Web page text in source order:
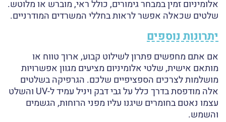
אלומיניום זמין במבחר גימורים, כולל ראי, מוברש או מלוטש.
שלטים שכאלה אפשר לראות בחללי המשרדים המודרניים.
יתרונות נוספים
אם אתם מחפשים פתרון לשילוט קבוע, ארוך טווח או
מותאם אישית, שלטי אלומיניום מציעים מגוון אפשרויות
מושלמות לצרכים הספציפיים שלכם. הגרפיקה בשלטים
אלה מודפסת בדרך כלל על גבי דבק ויניל עמיד ל-UV והשלט
עצמו נאטם בחומרים שיגנו עליו מפני הרוחות, הגשמים
והשמש.